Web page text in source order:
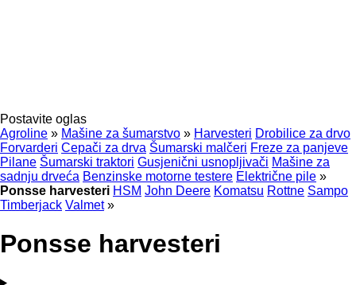
Postavite oglas
Agroline » Mašine za šumarstvo » Harvesteri Drobilice za drvo
Forvarderi Cepači za drva Šumarski malčeri Freze za panjeve
Pilane Šumarski traktori Gusjenični usnopljivači Mašine za
sadnju drveća Benzinske motorne testere Električne pile »
Ponsse harvesteri HSM John Deere Komatsu Rottne Sampo
Timberjack Valmet »
Ponsse harvesteri